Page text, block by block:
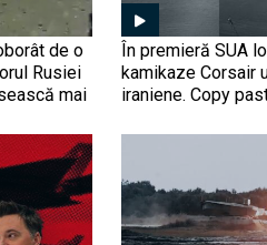
de o
Rusiei
mai
În premieră SUA
kamikaze Corsair
iraniene. Copy